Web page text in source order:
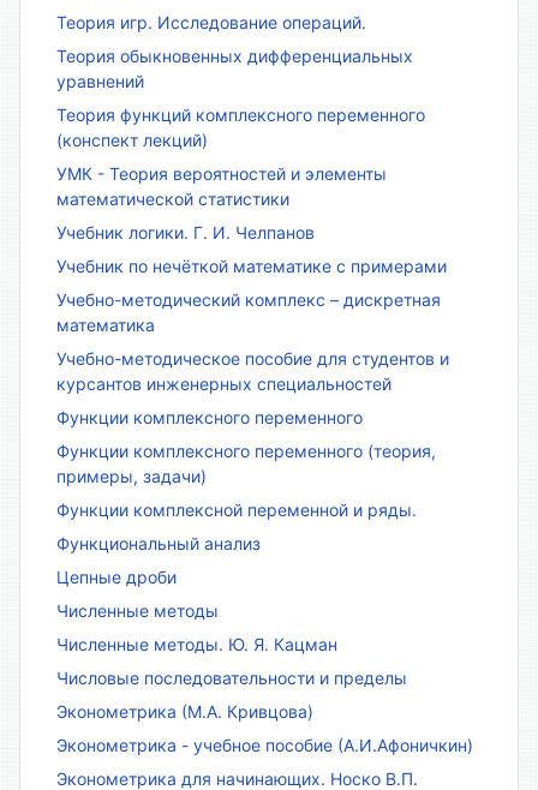
Теория игр. Исследование операций.
Теория обыкновенных дифференциальных
уравнений
Теория функций комплексного переменного
(конспект лекций)
УМК - Теория вероятностей и элементы
математической статистики
Учебник логики. Г. И. Челпанов
Учебник по нечёткой математике с примерами
Учебно-методический комплекс – дискретная
математика
Учебно-методическое пособие для студентов и
курсантов инженерных специальностей
Функции комплексного переменного
Функции комплексного переменного (теория,
примеры, задачи)
Функции комплексной переменной и ряды.
Функциональный анализ
Цепные дроби
Численные методы
Численные методы. Ю. Я. Кацман
Числовые последовательности и пределы
Эконометрика (М.А. Кривцова)
Эконометрика - учебное пособие (А.И.Афоничкин)
Эконометрика для начинающих. Носко В.П.